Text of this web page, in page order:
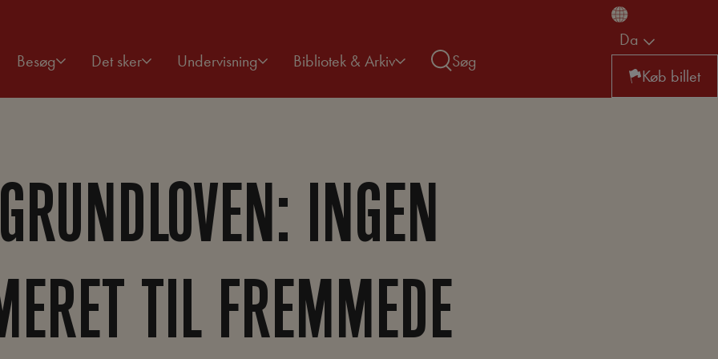
Besøg Det sker Undervisning Bibliotek & Arkiv Søg
Da
Køb billet
INGEN
TIL FREMMEDE